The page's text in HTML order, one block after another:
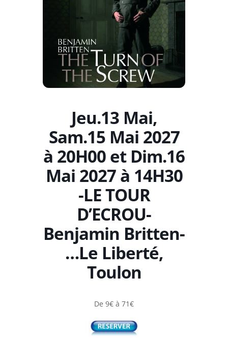
Jeu.13 Mai,
Sam.15 Mai 2027
à 20H00 et Dim.16
Mai 2027 à 14H30
-LE TOUR
D’ECROU-
Benjamin Britten-
…Le Liberté,
Toulon
De 9€ à 71€